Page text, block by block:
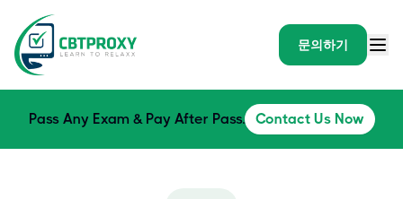
문의하기
Pass Any Exam & Pay After Pass. Contact Us Now